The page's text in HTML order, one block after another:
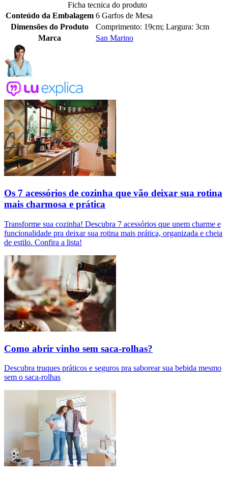
Ficha tecnica do produto
Conteúdo da Embalagem 6 Garfos de Mesa
Dimensões do Produto
Comprimento: 19cm; Largura: 3cm
Marca
San Marino
Os 7 acessórios de cozinha que vão deixar sua rotina
mais charmosa e prática
Transforme sua cozinha! Descubra 7 acessórios que unem charme e
funcionalidade pra deixar sua rotina mais prática, organizada e cheia
de estilo. Confira a lista!
Como abrir vinho sem saca-rolhas?
Descubra truques práticos e seguros pra saborear sua bebida mesmo
sem o saca-rolhas